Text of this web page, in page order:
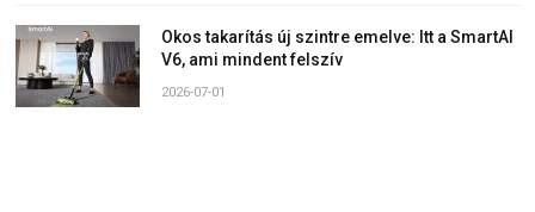
Okos takarítás új szintre emelve: Itt a SmartAI
V6, ami mindent felszív
2026-07-01